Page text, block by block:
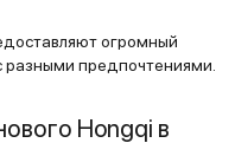
огромный
разными предпочтениями.
Hongqi в